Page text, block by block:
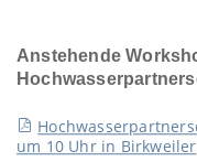
Anstehende
um 10 Uhr in Birkweiler